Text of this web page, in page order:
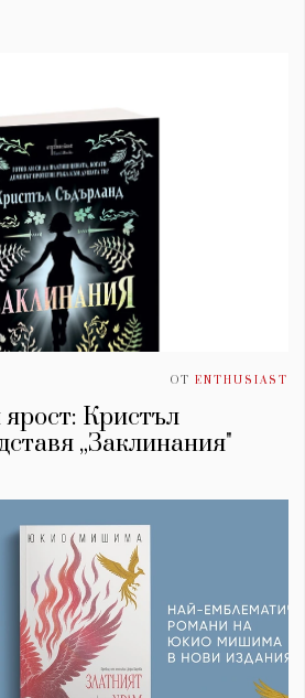
ОТ ENTHUSIAST
Кристъл
„Заклинания"